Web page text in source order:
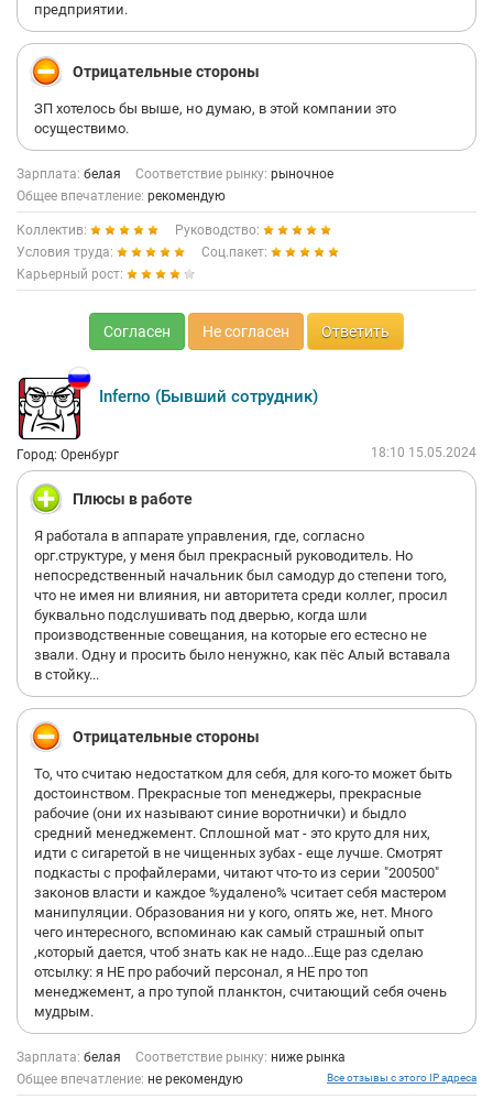
предприятии.
Отрицательные стороны
ЗП хотелось бы выше, но думаю, в этой компании это
осуществимо.
Зарплата: белая Соответствие рынку: рыночное
Общее впечатление: рекомендую
Коллектив:
Руководство:
Условия труда:
Соц.пакет:
Карьерный рост:
Согласен Не согласен Ответить
Inferno (Бывший сотрудник)
Город: Оренбург 18:10 15.05.2024
Плюсы в работе
Я работала в аппарате управления, где, согласно
орг.структуре, у меня был прекрасный руководитель. Но
непосредственный начальник был самодур до степени того,
что не имея ни влияния, ни авторитета среди коллег, просил
буквально подслушивать под дверью, когда шли
производственные совещания, на которые его естесно не
звали. Одну и просить было ненужно, как пёс Алый вставала
в стойку...
Отрицательные стороны
То, что считаю недостатком для себя, для кого-то может быть
достоинством. Прекрасные топ менеджеры, прекрасные
рабочие (они их называют синие воротнички) и быдло
средний менеджемент. Сплошной мат - это круто для них,
идти с сигаретой в не чищенных зубах - еще лучше. Смотрят
подкасты с профайлерами, читают что-то из серии "200500"
законов власти и каждое %удалено% чситает себя мастером
манипуляции. Образования ни у кого, опять же, нет. Много
чего интересного, вспоминаю как самый страшный опыт
,который дается, чтоб знать как не надо...Еще раз сделаю
отсылку: я НЕ про рабочий персонал, я НЕ про топ
менеджемент, а про тупой планктон, считающий себя очень
мудрым.
Зарплата: белая Соответствие рынку: ниже рынка
Общее впечатление: не рекомендую Все отзывы с этого IP адреса